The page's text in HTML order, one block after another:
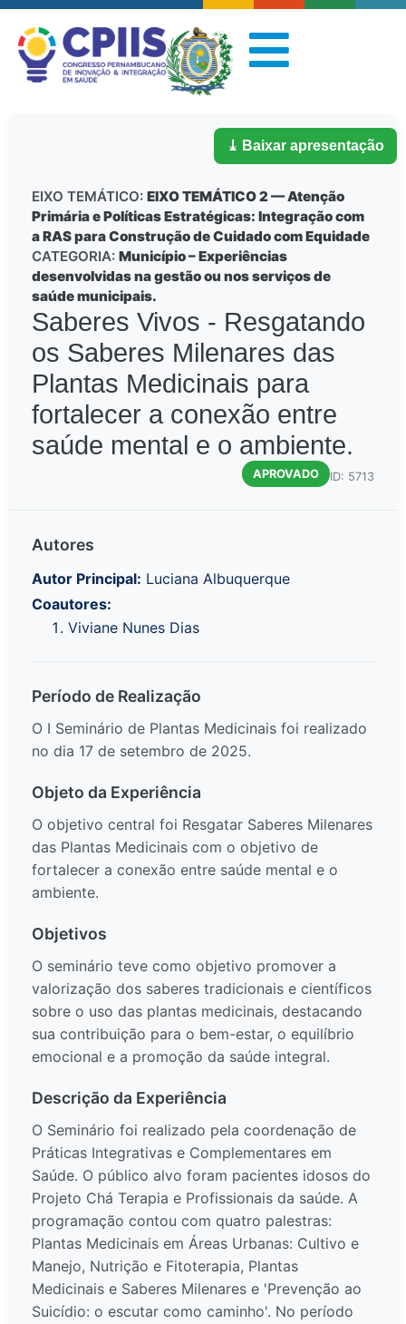
⤓ Baixar apresentação
EIXO TEMÁTICO: EIXO TEMÁTICO 2 — Atenção
Primária e Políticas Estratégicas: Integração com
a RAS para Construção de Cuidado com Equidade
CATEGORIA: Município – Experiências
desenvolvidas na gestão ou nos serviços de
saúde municipais.
Saberes Vivos - Resgatando
os Saberes Milenares das
Plantas Medicinais para
fortalecer a conexão entre
saúde mental e o ambiente.
APROVADO ID: 5713
Autores
Autor Principal: Luciana Albuquerque
Coautores:
Viviane Nunes Dias
Período de Realização
O I Seminário de Plantas Medicinais foi realizado
no dia 17 de setembro de 2025.
Objeto da Experiência
O objetivo central foi Resgatar Saberes Milenares
das Plantas Medicinais com o objetivo de
fortalecer a conexão entre saúde mental e o
ambiente.
Objetivos
O seminário teve como objetivo promover a
valorização dos saberes tradicionais e científicos
sobre o uso das plantas medicinais, destacando
sua contribuição para o bem-estar, o equilíbrio
emocional e a promoção da saúde integral.
Descrição da Experiência
O Seminário foi realizado pela coordenação de
Práticas Integrativas e Complementares em
Saúde. O público alvo foram pacientes idosos do
Projeto Chá Terapia e Profissionais da saúde. A
programação contou com quatro palestras:
Plantas Medicinais em Áreas Urbanas: Cultivo e
Manejo, Nutrição e Fitoterapia, Plantas
Medicinais e Saberes Milenares e 'Prevenção ao
Suicídio: o escutar como caminho'. No período